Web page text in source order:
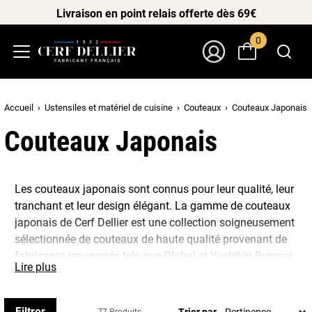
Livraison en point relais offerte dès 69€
0
Accueil Ustensiles et matériel de cuisine Couteaux Couteaux Japonais
Couteaux Japonais
Les couteaux japonais sont connus pour leur qualité, leur
tranchant et leur design élégant. La gamme de couteaux
japonais de Cerf Dellier est une collection soigneusement
sélectionnée de couteaux de haute qualité provenant de
fabricants renommés tels que Global et Yoshikin Bunmei.
comprend des couteaux d’office, des couteaux à trancher,
Lire plus